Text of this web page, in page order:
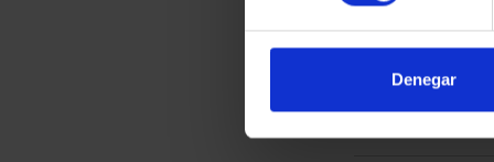
Denegar
ORDENAR POR: